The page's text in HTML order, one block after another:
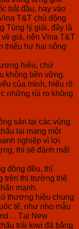
bắt đầu, hay vào
T&T chủ động
Tùng lý giải, đây là
giá, nên Vina T&T
thiểu hư hại nông
hiệu, chứ
không bền vững.
của mình, hiểu rõ
những rủi ro không
sản tại các vùng
lại mang một
nghiệp vì lợi
thì sẽ đánh mất
đồng đều, thì
trên thị trường thế
mạnh.
thương hiệu chung
tế, như nho mẫu
Tại New
trái kiwi đã bằng